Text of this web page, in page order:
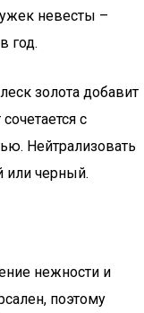
невесты –
год.
золота добавит
с
Нейтрализовать
или черный.
нежности и
поэтому